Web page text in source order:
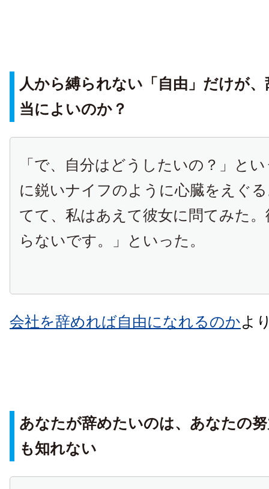
人から縛られない「自由」だけが
当によいのか？
「で、自分はどうしたいの？」と
に鋭いナイフのように心臓をえぐ
てて、私はあえて彼女に問てみた
らないです。」といった。
会社を辞めれば自由になれるのかよ
あなたが辞めたいのは、あなたの
も知れない